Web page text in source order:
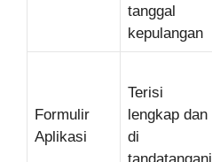
tanggal
kepulangan
Formulir
Aplikasi
Terisi
lengkap dan
di